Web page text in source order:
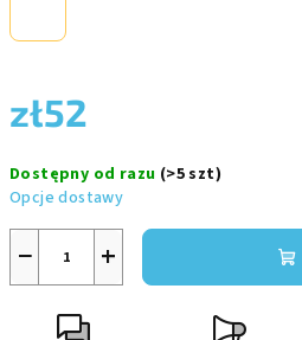
zł52
jednostkowa:
Dostępny od razu (>5 szt)
Opcje dostawy
+
−